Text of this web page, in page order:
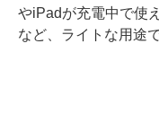
やiPadが充電中で使
など、ライトな用途